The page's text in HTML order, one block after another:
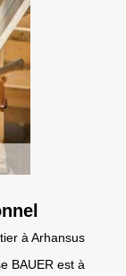
à Arhansus
BAUER est à